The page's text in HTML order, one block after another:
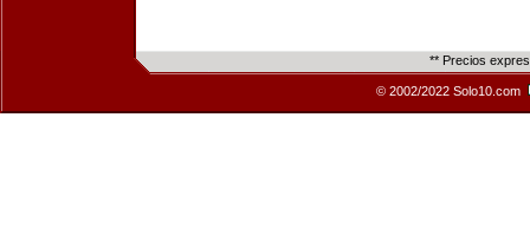
** Precios
© 2002/2022 Solo10.com